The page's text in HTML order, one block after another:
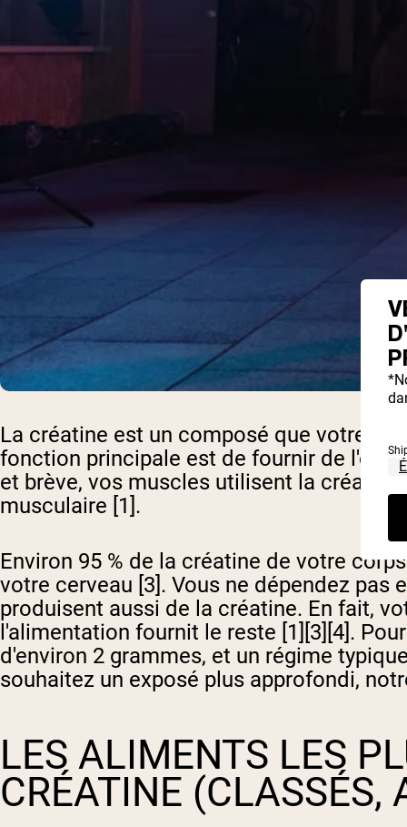
La créatine est un composé que votre
fonction principale est de fournir de
et brève, vos muscles utilisent la
musculaire [1].
Environ 95 % de la créatine de votre
votre cerveau [3]. Vous ne dépendez
produisent aussi de la créatine. En fait,
l'alimentation fournit le reste [1][3][4].
d'environ 2 grammes, et un régime
souhaitez un exposé plus approfondi,
LES ALIMENTS LES
CRÉATINE (CLASSÉS,